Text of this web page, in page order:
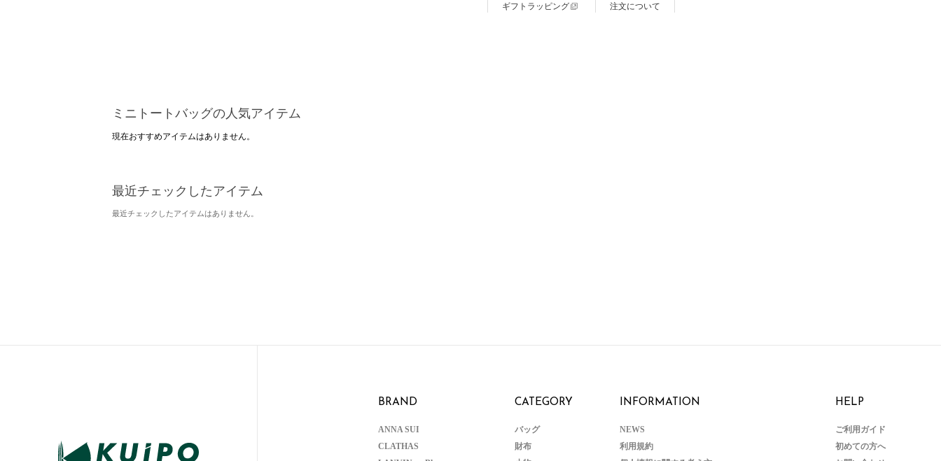
ギフトラッピング 注文について
ミニトートバッグの人気アイテム
現在おすすめアイテムはありません。
最近チェックしたアイテム
最近チェックしたアイテムはありません。
BRAND
ANNA SUI
CLATHAS
CATEGORY
バッグ
財布
INFORMATION
NEWS
利用規約
HELP
ご利用ガイド
初めての方へ